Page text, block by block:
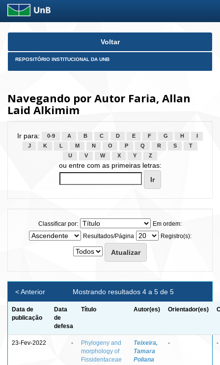
Skip
Voltar
REPOSITÓRIO INSTITUCIONAL DA UNB
Navegando por Autor Faria, Allan
Laid Alkimim
Ir para: 0-9 A B C D E F G H
J
K L M N O P Q R S
T
U
V W X Y Z
ou entre com as primeiras letras:
Classificar por:
Em ordem:
Resultados/Página
Registro(s):
Mostrando resultados 4 a 5 de 5
< Anterior
Data de
publicação
Data
de
defesa
Título Autor(es) Orientador(es)
23-Fev-2022 -
Phylogeny and
morphology of
Fissidentaceae
Teixeira,
Tamara
Poliana
- -